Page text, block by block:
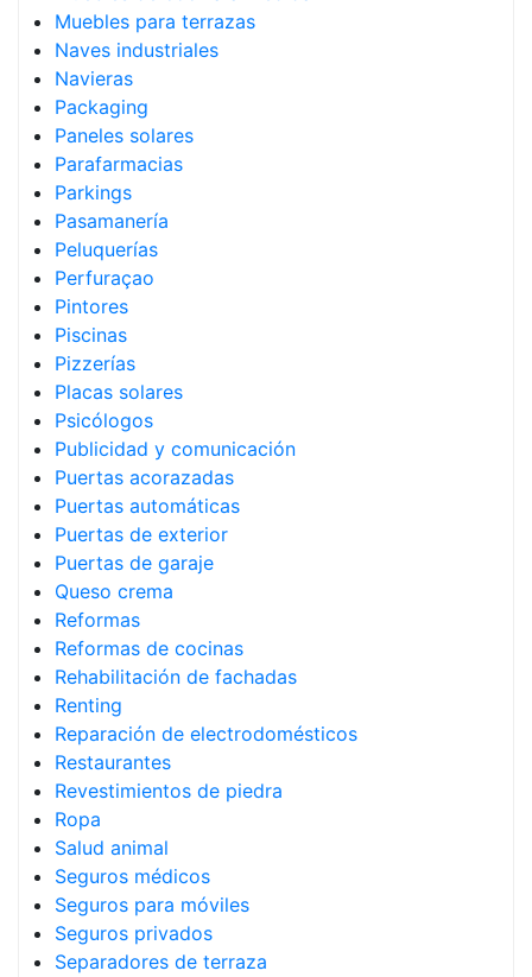
Muebles para terrazas
Naves industriales
Navieras
Packaging
Paneles solares
Parafarmacias
Parkings
Pasamanería
Peluquerías
Perfuraçao
Pintores
Piscinas
Pizzerías
Placas solares
Psicólogos
Publicidad y comunicación
Puertas acorazadas
Puertas automáticas
Puertas de exterior
Puertas de garaje
Queso crema
Reformas
Reformas de cocinas
Rehabilitación de fachadas
Renting
Reparación de electrodomésticos
Restaurantes
Revestimientos de piedra
Ropa
Salud animal
Seguros médicos
Seguros para móviles
Seguros privados
Separadores de terraza